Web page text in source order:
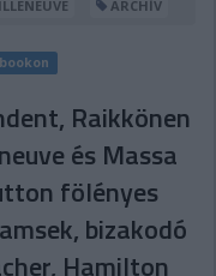
ARCHÍV
Raikkönen
és Massa
fölényes
bizakodó
Hamilton